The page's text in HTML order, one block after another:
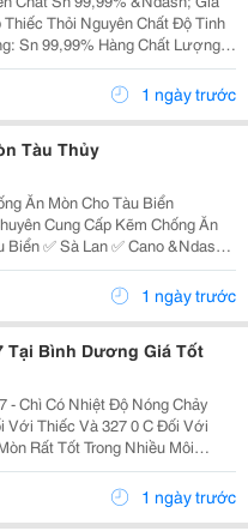
1 ngày trước
Tàu Thủy
Ăn Mòn Cho Tàu Biển
Biển ✅ Sà Lan ✅ Cano &Ndash;
Chân Vịt, Thân Tàu ✅ Công
1 ngày trước
Tại Bình Dương Giá Tốt
Với Thiếc Và 327 0 C Đối Với
Bóng Điện, Bóng...1 ngày trước